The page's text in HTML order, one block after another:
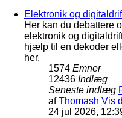
Elektronik og
Her kan du debattere
elektronik og
hjælp til en dekoder
her.
1574 Emner
12436 Indlæg
Seneste indlæg
afThomash Vis
24 jul 2026,